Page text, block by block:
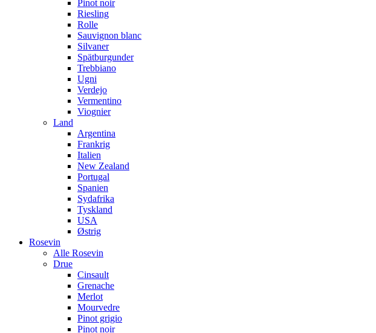
Pinot noir
Riesling
Rolle
Sauvignon blanc
Silvaner
Spätburgunder
Trebbiano
Ugni
Verdejo
Vermentino
Viognier
Land
Argentina
Frankrig
Italien
New Zealand
Portugal
Spanien
Sydafrika
Tyskland
USA
Østrig
Rosevin
Alle Rosevin
Drue
Cinsault
Grenache
Merlot
Mourvedre
Pinot grigio
Pinot noir